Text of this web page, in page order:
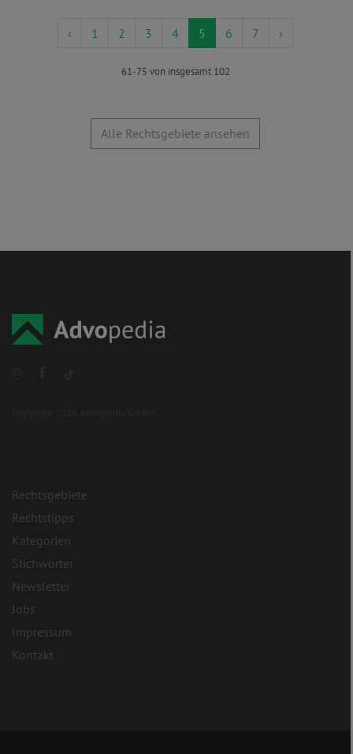
‹ 1 2 3 4 5 6 7 ›
61-75 von insgesamt 102
Alle Rechtsgebiete ansehen
Rechtsgebiete
Rechtstipps
Kategorien
Stichwörter
Newsletter
Jobs
Impressum
Kontakt